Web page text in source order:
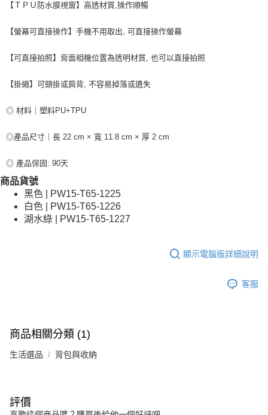
宅配
【ＴＰＵ防水膜視窗】高透材質,操作順暢
【螢幕可直接操作】手機不用取出, 可直接操作螢幕
【可直接拍照】背面相機位置為透明材質, 也可以直接拍照
【掛繩】可頸掛或肩背, 不容易掉落或遺失
◎ 材料｜塑料PU+TPU
◎產品尺寸｜長 22 cm × 寬 11.8 cm × 厚 2 cm
◎ 產品保固: 90天
商品貨號
黑色 | PW15-T65-1225
白色 | PW15-T65-1226
湖水綠 | PW15-T65-1227
顯示電腦版詳細說明
客服
商品相關分類 (1)
生活選品 背包與收納
評價